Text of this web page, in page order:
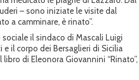
– sono iniziate le visite dal
a camminare, è rinato”.
il sindaco di Mascali Luigi
il corpo dei Bersaglieri di Sicilia
di Eleonora Giovannini “Rinato”,